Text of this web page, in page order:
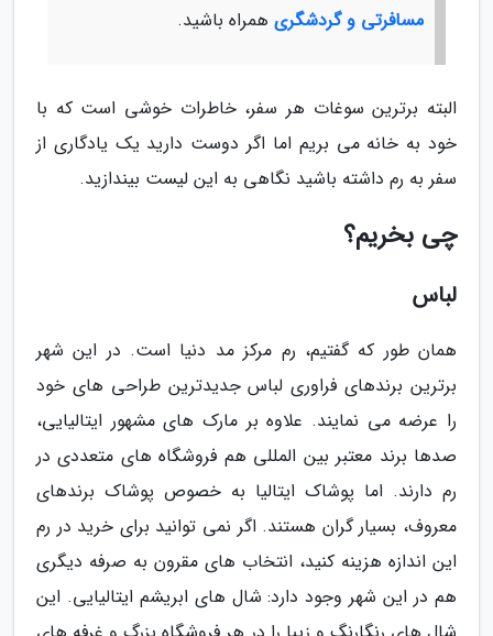
مسافرتی و گردشگری همراه باشید.
البته برترین سوغات هر سفر، خاطرات خوشی است که با
خود به خانه می بریم اما اگر دوست دارید یک یادگاری از
سفر به رم داشته باشید نگاهی به این لیست بیندازید.
چی بخریم؟
لباس
همان طور که گفتیم، رم مرکز مد دنیا است. در این شهر
برترین برندهای فراوری لباس جدیدترین طراحی های خود
را عرضه می نمایند. علاوه بر مارک های مشهور ایتالیایی،
صدها برند معتبر بین المللی هم فروشگاه های متعددی در
رم دارند. اما پوشاک ایتالیا به خصوص پوشاک برندهای
معروف، بسیار گران هستند. اگر نمی توانید برای خرید در رم
این اندازه هزینه کنید، انتخاب های مقرون به صرفه دیگری
هم در این شهر وجود دارد: شال های ابریشم ایتالیایی. این